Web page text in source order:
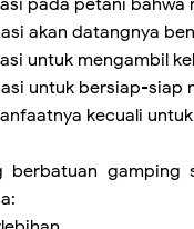
pada petani bahwa
akan datangnya
untuk mengambil
untuk bersiap-siap
kecuali
berbatuan gamping